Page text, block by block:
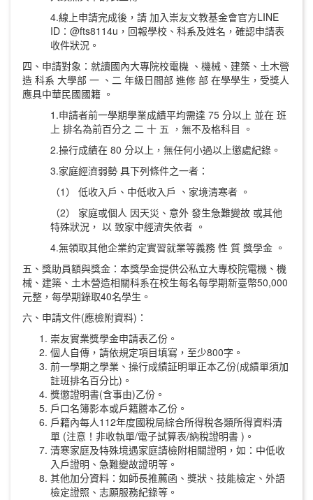
4.線上申請完成後，請 加入崇友文教基金會官方LINE
ID：@fts8114u，回報學校、科系及姓名，確認申請表
收件狀況。
四、申請對象：就讀國內大專院校電機 、機械、建築、土木營
造 科系 大學部 一 、二 年級日間部 進修 部 在學學生，受獎人
應具中華民國國籍 。
1.申請者前一學期學業成績平均需達 75 分以上 並在 班
上 排名為前百分之 二 十 五 ，無不及格科目 。
2.操行成績在 80 分以上，無任何小過以上懲處紀錄。
3.家庭經濟弱勢 具下列條件之一者：
（1） 低收入戶、中低收入戶 、家境清寒者 。
（2） 家庭或個人 因天災、意外 發生急難變故 或其他
特殊狀況， 以 致家中經濟失依者 。
4.無領取其他企業約定實習就業等義務 性 質 獎學金 。
五、獎助員額與獎金：本獎學金提供公私立大專校院電機、機
械、建築、土木營造相關科系在校生每名每學期新臺幣50,000
元整，每學期錄取40名學生。
六、申請文件(應檢附資料)：
崇友實業獎學金申請表乙份。
個人自傳，請依規定項目填寫，至少800字。
前一學期之學業、操行成績証明單正本乙份(成績單須加
註班排名百分比)。
獎懲證明書(含事由)乙份。
戶口名簿影本或戶籍謄本乙份。
戶籍內每人112年度國稅局綜合所得稅各類所得資料清
單 (注意！非收執單/電子試算表/納稅證明書 )。
清寒家庭及特殊境遇家庭請檢附相關證明，如：中低收
入戶證明、急難變故證明等。
其他加分資料：如師長推薦函、獎狀、技能檢定、外語
檢定證照、志願服務紀錄等。